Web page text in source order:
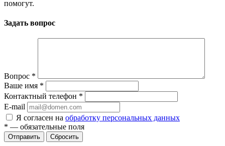
помогут.
Задать вопрос
Вопрос *
Ваше имя *
Контактный телефон *
E-mail
Я согласен на обработку персональных данных
* — обязательные поля
Сбросить